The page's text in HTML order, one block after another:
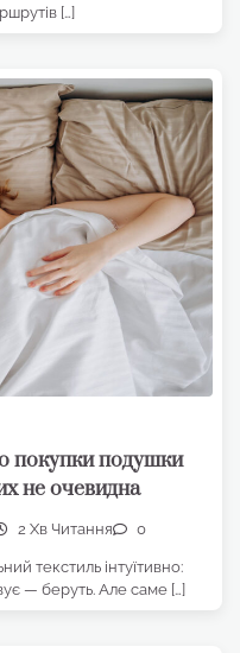
[…]
покупки подушки
не очевидна
2 Хв Читання 0
текстиль інтуїтивно:
— беруть. Але саме […]